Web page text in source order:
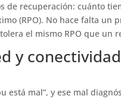
de recuperación: cuánto
(RPO). No hace falta un
el mismo RPO que un
y
está mal”, y ese mal